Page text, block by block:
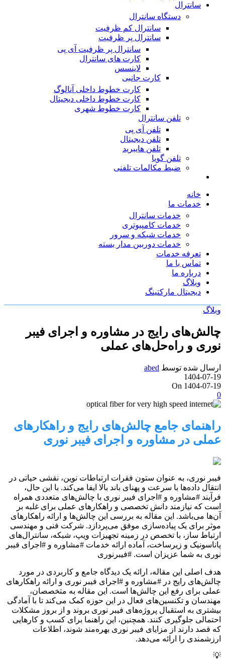
سانترال
دستگاه سانترال
سانترال کم ظرفیت
سانترال پر ظرفیت
سانترال پر ظرفیت آی پی
کارت های سانترال
لاینسس
کارت جانبی
کارت خطوط داخلی آنالوگ
کارت خطوط داخلی دیجیتال
کارت خطوط شهری
تلفن سانترال
تلفن آی پی
تلفن دیجیتال
تلفن هایبرید
تلفن گویا
ضبط مکالمات تلفنی
خانه
خدمات ما
خدمات سانترال
خدمات کامپیوتری
خدمات شبکه و سرور
خدمات دوربین مدار بسته
تعرفه خدمات
تماس با ما
درباره ما
وبلاگ
دیجیتال مارکتینگ
وبلاگ
چالش‌های رایج در مشاوره و اجرای فیبر
نوری و راه‌حل‌های عملی
ارسال شده توسط abed
1404-07-19
On 1404-07-19
0
راهنمای جامع چالش‌های رایج و راهکارهای
عملی در مشاوره و اجرای فیبر نوری
فیبر نوری، به عنوان ستون فقرات ارتباطات نوین، نقشی حیاتی در
انتقال داده‌ها با سرعت و پهنای باند بالا ایفا می‌کند. با این حال،
فرآیند #مشاوره و #اجرای فیبر نوری با چالش‌های متعددی همراه
است که نیازمند دانش تخصصی و راهکارهای عملی برای غلبه بر
آن‌ها می‌باشد. این مقاله به بررسی این چالش‌ها و ارائه راهکارهای
موثر برای یک پیاده‌سازی موفق می‌پردازد. شرکت فنی و مهندسی
ارتباط ساز، با تخصص در زمینه تجهیزات ویپ، شبکه، سانترال‌های
پاناسونیک و زیرساخت، آماده ارائه خدمات #مشاوره و #اجرای فیبر
نوری به شما عزیزان است. #فیبرنوری
هدف اصلی این مقاله، ارائه یک دیدگاه جامع و کاربردی در مورد
چالش‌های رایج در #مشاوره و #اجرای فیبر نوری و ارائه راهکارهای
عملی برای رفع این چالش‌ها است. این مقاله به متخصصان،
مهندسان و تکنسین‌های فعال در این حوزه کمک می‌کند تا با آمادگی
بیشتری به استقبال پروژه‌های فیبر نوری بروند و از بروز مشکلات
احتمالی جلوگیری کنند. همچنین، این راهنما برای کسب و کارهایی
که قصد دارند از مزایای فیبر نوری بهره‌مند شوند، اطلاعات
ارزشمندی را ارائه می‌دهد.
💡